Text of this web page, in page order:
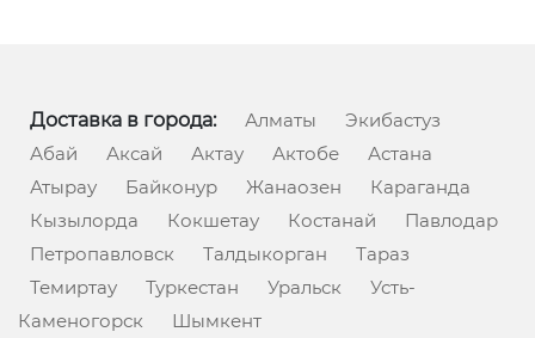
Доставка в города: Алматы
Экибастуз
Абай
Аксай Актау Актобе
Астана
Атырау
Байконур Жанаозен
Караганда
Кызылорда
Кокшетау Костанай
Павлодар
Петропавловск
Талдыкорган
Тараз
Темиртау
Туркестан Уральск
Усть-
Каменогорск
Шымкент